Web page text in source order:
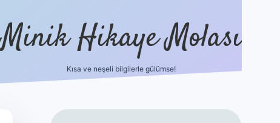
Minik Hikaye Molası
Kısa ve neşeli bilgilerle gülümse!
elexbett.net